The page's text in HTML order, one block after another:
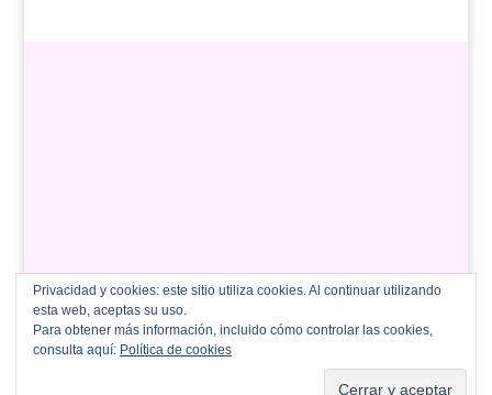
Copyright 2012 - 2026 Fundación Maternal | Todos los
Privacidad y cookies: este sitio utiliza cookies. Al continuar utilizando
esta web, aceptas su uso.
Para obtener más información, incluido cómo controlar las cookies,
consulta aquí: Política de cookies